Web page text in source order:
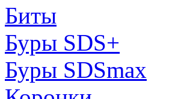
Биты
Буры SDS+
Буры SDSmax